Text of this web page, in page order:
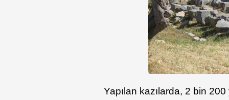
Yapılan kazılarda, 2 bin